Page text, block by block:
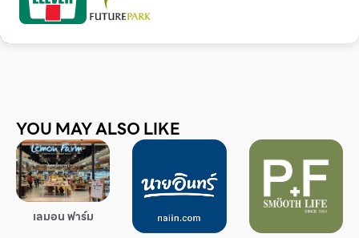
School
สมาชิก F-MEMBER
กิจกรรมและโปรโมชั่น
ข้อเสนอพิเศษ
สำหรับนักท่องเที่ยว
YOU MAY ALSO LIKE
เลมอน ฟาร์ม